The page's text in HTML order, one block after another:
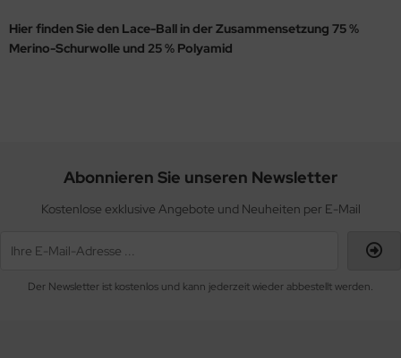
Hier finden Sie den Lace-Ball in der Zusammensetzung 75 %
Merino-Schurwolle und 25 % Polyamid
Abonnieren Sie unseren Newsletter
Kostenlose exklusive Angebote und Neuheiten per E-Mail
Der Newsletter ist kostenlos und kann jederzeit wieder abbestellt werden.